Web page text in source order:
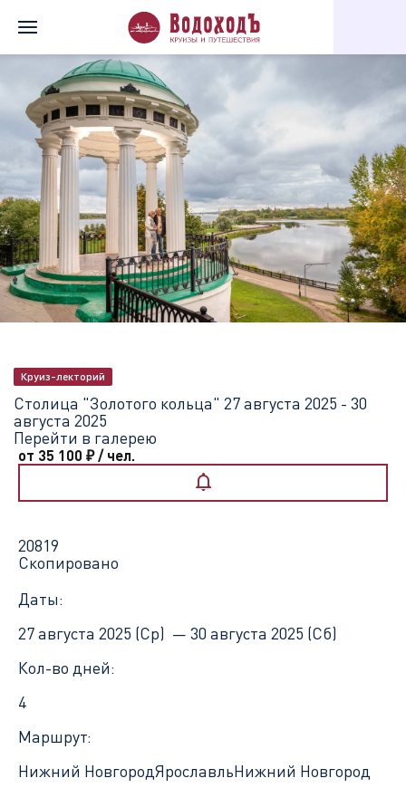
Круиз-лекторий
Столица "Золотого кольца" 27 августа 2025 - 30
августа 2025
Перейти в галерею
от 35 100 ₽/ чел.
20819
Скопировано
Даты:
27 августа 2025 (Ср) — 30 августа 2025 (Сб)
Кол-во дней:
4
Маршрут:
Нижний НовгородЯрославльНижний Новгород